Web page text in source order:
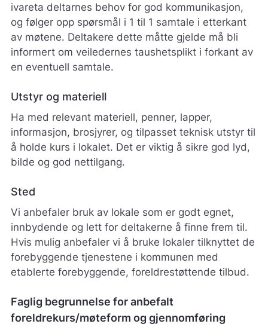
ivareta deltarnes behov for god kommunikasjon,
og følger opp spørsmål i 1 til 1 samtale i etterkant
av møtene. Deltakere dette måtte gjelde må bli
informert om veiledernes taushetsplikt i forkant av
en eventuell samtale.
Utstyr og materiell
Ha med relevant materiell, penner, lapper,
informasjon, brosjyrer, og tilpasset teknisk utstyr til
å holde kurs i lokalet. Det er viktig å sikre god lyd,
bilde og god nettilgang.
Sted
Vi anbefaler bruk av lokale som er godt egnet,
innbydende og lett for deltakerne å finne frem til.
Hvis mulig anbefaler vi å bruke lokaler tilknyttet de
forebyggende tjenestene i kommunen med
etablerte forebyggende, foreldrestøttende tilbud.
Faglig begrunnelse for anbefalt
foreldrekurs/møteform og gjennomføring